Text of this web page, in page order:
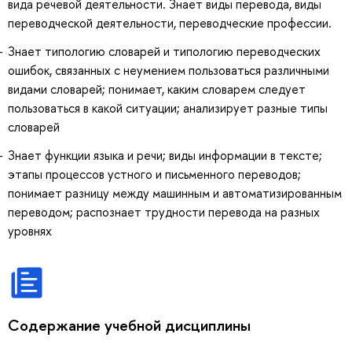
вида речевой деятельности. Знает виды перевода, виды
переводческой деятельности, переводческие профессии.
Знает типологию словарей и типологию переводческих
ошибок, связанных с неумением пользоваться различными
видами словарей; понимает, каким словарем следует
пользоваться в какой ситуации; анализирует разные типы
словарей
Знает функции языка и речи; виды информации в тексте;
этапы процессов устного и письменного переводов;
понимает разницу между машинным и автоматизированным
переводом; распознает трудности перевода на разных
уровнях
Содержание учебной дисциплины